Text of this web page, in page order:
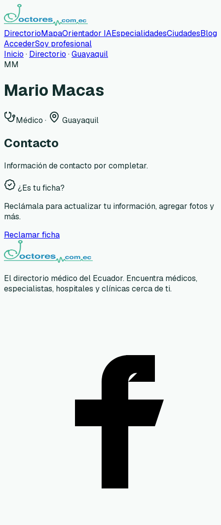
DirectorioMapaOrientador IAEspecialidadesCiudadesBlog
AccederSoy profesional
Inicio · Directorio ·Guayaquil
MM
Mario Macas
Médico · Guayaquil
Contacto
Información de contacto por completar.
¿Es tu ficha?
Reclámala para actualizar tu información, agregar fotos y
más.
Reclamar ficha
El directorio médico del Ecuador. Encuentra médicos,
especialistas, hospitales y clínicas cerca de ti.